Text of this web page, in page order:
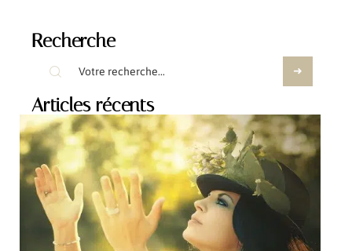
Recherche
Articles récents